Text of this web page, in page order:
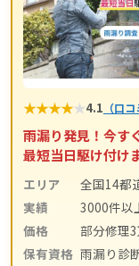
★★★★★4.1 （口コ
雨漏り発見！今す
最短当日駆け付け
エリア
全国14都
実績
3000件以
価格
部分修理
保有資格 雨漏り診